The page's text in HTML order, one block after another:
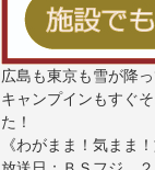
広島も東京も雪が降
キャンプインもすぐ
た！
《わがまま！気まま